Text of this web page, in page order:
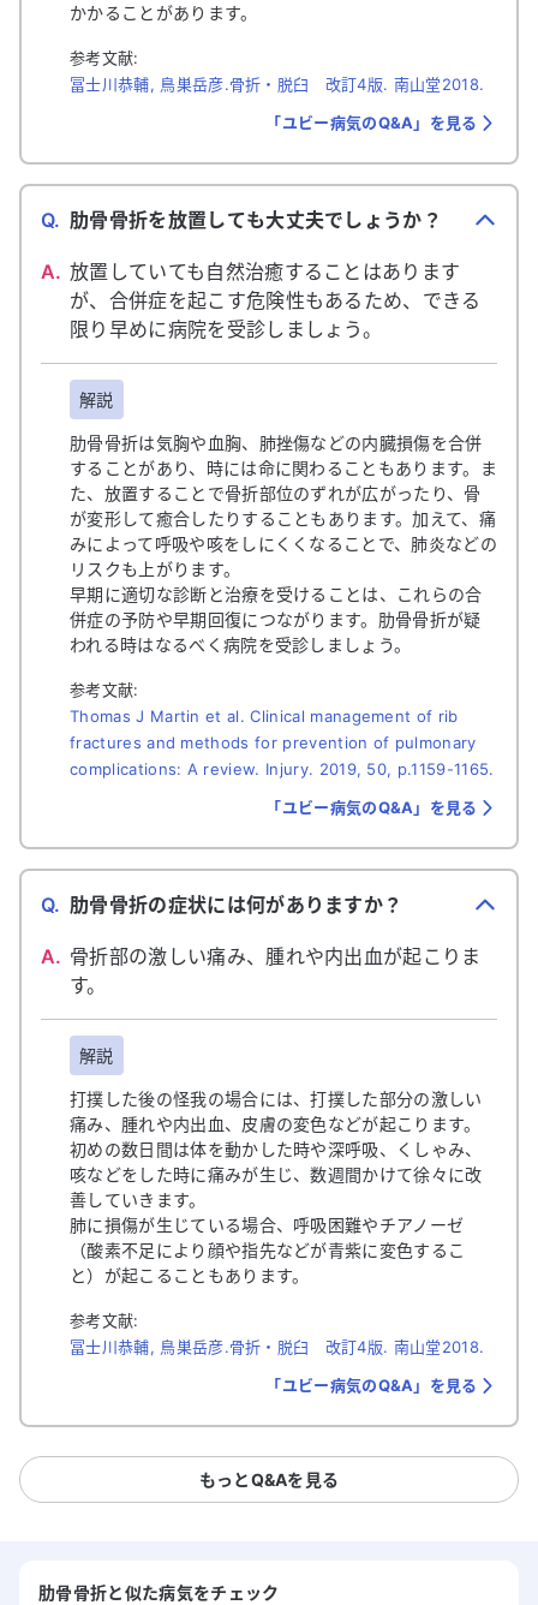
かかることがあります。
参考文献:
冨士川恭輔, 鳥巣岳彦.骨折・脱臼 改訂4版. 南山堂2018.
「ユビー病気のQ&A」を見る
Q. 肋骨骨折を放置しても大丈夫でしょうか？
A. 放置していても自然治癒することはあります
が、合併症を起こす危険性もあるため、できる
限り早めに病院を受診しましょう。
解説
肋骨骨折は気胸や血胸、肺挫傷などの内臓損傷を合併
することがあり、時には命に関わることもあります。ま
た、放置することで骨折部位のずれが広がったり、骨
が変形して癒合したりすることもあります。加えて、痛
みによって呼吸や咳をしにくくなることで、肺炎などの
リスクも上がります。
早期に適切な診断と治療を受けることは、これらの合
併症の予防や早期回復につながります。肋骨骨折が疑
われる時はなるべく病院を受診しましょう。
参考文献:
Thomas J Martin et al. Clinical management of rib
fractures and methods for prevention of pulmonary
complications: A review. Injury. 2019, 50, p.1159-1165.
「ユビー病気のQ&A」を見る
Q. 肋骨骨折の症状には何がありますか？
A. 骨折部の激しい痛み、腫れや内出血が起こりま
す。
解説
打撲した後の怪我の場合には、打撲した部分の激しい
痛み、腫れや内出血、皮膚の変色などが起こります。
初めの数日間は体を動かした時や深呼吸、くしゃみ、
咳などをした時に痛みが生じ、数週間かけて徐々に改
善していきます。
肺に損傷が生じている場合、呼吸困難やチアノーゼ
（酸素不足により顔や指先などが青紫に変色するこ
と）が起こることもあります。
参考文献:
冨士川恭輔, 鳥巣岳彦.骨折・脱臼 改訂4版. 南山堂2018.
「ユビー病気のQ&A」を見る
もっとQ&Aを見る
肋骨骨折と似た病気をチェック